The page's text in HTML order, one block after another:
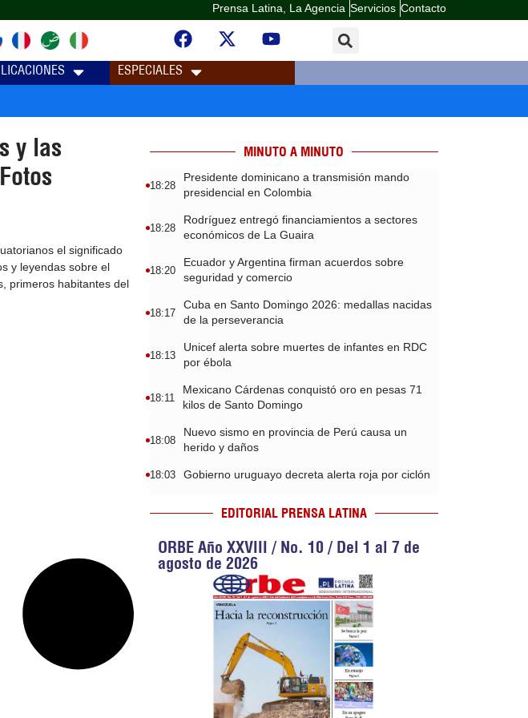
Prensa Latina, La Agencia Servicios Contacto
ESPECIALES
y las
el significado
y leyendas sobre el
primeros habitantes del
MINUTO A MINUTO
18:28
Presidente dominicano a transmisión mando
presidencial en Colombia
18:28
Rodríguez entregó financiamientos a sectores
económicos de La Guaira
18:20
Ecuador y Argentina firman acuerdos sobre
seguridad y comercio
18:17
Cuba en Santo Domingo 2026: medallas nacidas
de la perseverancia
18:13
Unicef alerta sobre muertes de infantes en RDC
por ébola
18:11
Mexicano Cárdenas conquistó oro en pesas 71
kilos de Santo Domingo
18:08
Nuevo sismo en provincia de Perú causa un
herido y daños
18:03 Gobierno uruguayo decreta alerta roja por ciclón
EDITORIAL PRENSA LATINA
ORBE Año XXVIII / No. 10 / Del 1 al 7 de
agosto de 2026